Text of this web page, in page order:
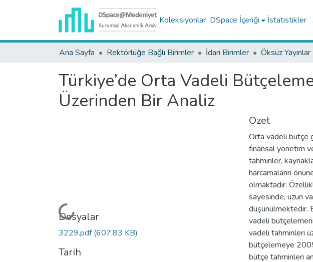
Koleksiyonlar DSpace İçeriği İstatistikler
Ana Sayfa Rektörlüğe Bağlı Birimler İdari Birimler Öksüz
Türkiye’de Orta Vadeli
Üzerinden Bir Analiz
Yükleniyor...
Dosyalar
3229.pdf(607.83 KB)
Tarih
Özet
Orta vadeli bütçe
finansal yönetim
tahminler,
harcamaların
olmaktadır.
sayesinde, uzun
düşünülmektedir.
vadeli
vadeli tahminleri
bütçelemeye 2005
bütçe tahminleri